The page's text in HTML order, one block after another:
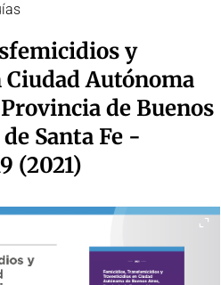
y
Autónoma
de Buenos
Santa Fe -
(2021)